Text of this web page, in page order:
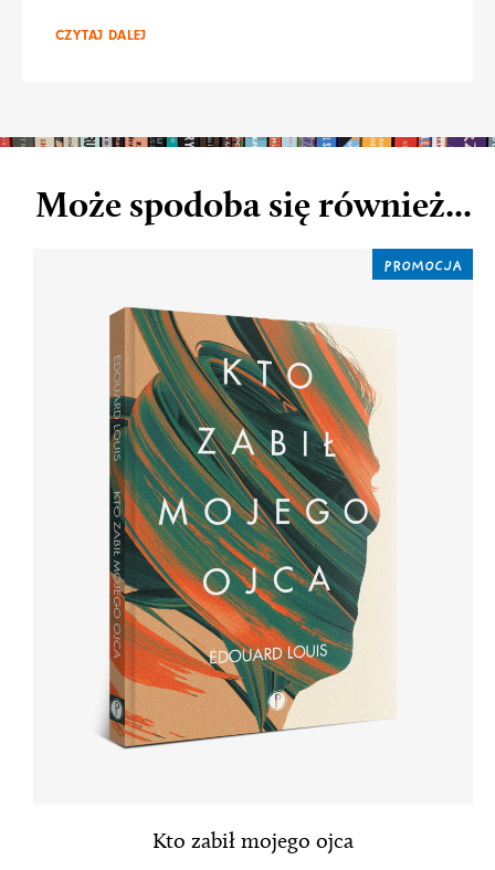
CZYTAJ DALEJ
Może spodoba się również...
PROMOCJA
Kto zabił mojego ojca